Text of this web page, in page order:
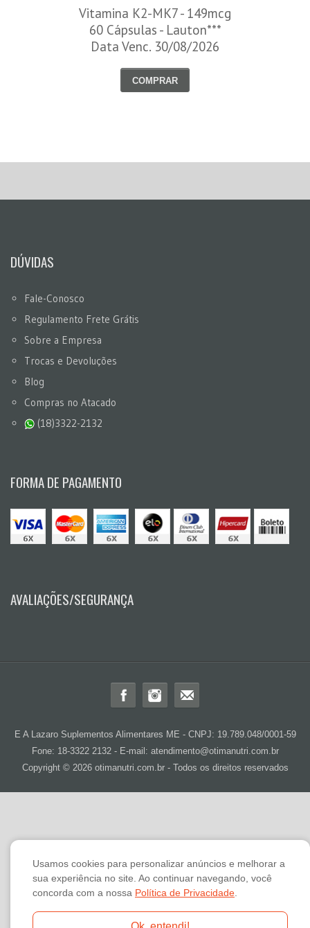
Vitamina K2-MK7 - 149mcg
60 Cápsulas - Lauton***
Data Venc. 30/08/2026
COMPRAR
DÚVIDAS
Fale-Conosco
Regulamento Frete Grátis
Sobre a Empresa
Trocas e Devoluções
Blog
Compras no Atacado
(18)3322-2132
FORMA DE PAGAMENTO
AVALIAÇÕES/SEGURANÇA
E A Lazaro Suplementos Alimentares ME - CNPJ: 19.789.048/0001-59
Fone: 18-3322 2132 - E-mail: atendimento@otimanutri.com.br
Copyright © 2026 otimanutri.com.br - Todos os direitos reservados
Usamos cookies para personalizar anúncios e melhorar a
sua experiência no site. Ao continuar navegando, você
concorda com a nossa Política de Privacidade